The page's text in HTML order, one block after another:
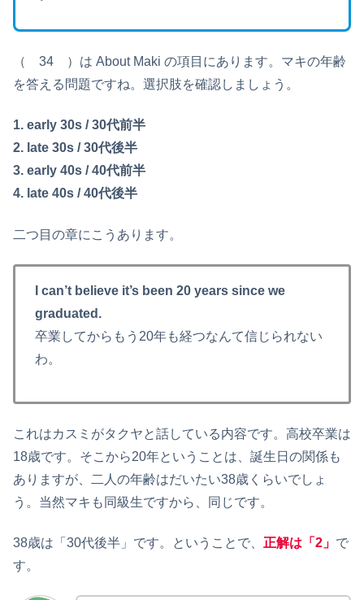
（ 34 ）は About Maki の項目にあります。マキの年齢
を答える問題ですね。選択肢を確認しましょう。
1. early 30s / 30代前半
2. late 30s / 30代後半
3. early 40s / 40代前半
4. late 40s / 40代後半
二つ目の章にこうあります。
I can’t believe it’s been 20 years since we
graduated.
卒業してからもう20年も経つなんて信じられない
わ。
これはカスミがタクヤと話している内容です。高校卒業は
18歳です。そこから20年ということは、誕生日の関係も
ありますが、二人の年齢はだいたい38歳くらいでしょ
う。当然マキも同級生ですから、同じです。
38歳は「30代後半」です。ということで、 正解は「2」 で
す。